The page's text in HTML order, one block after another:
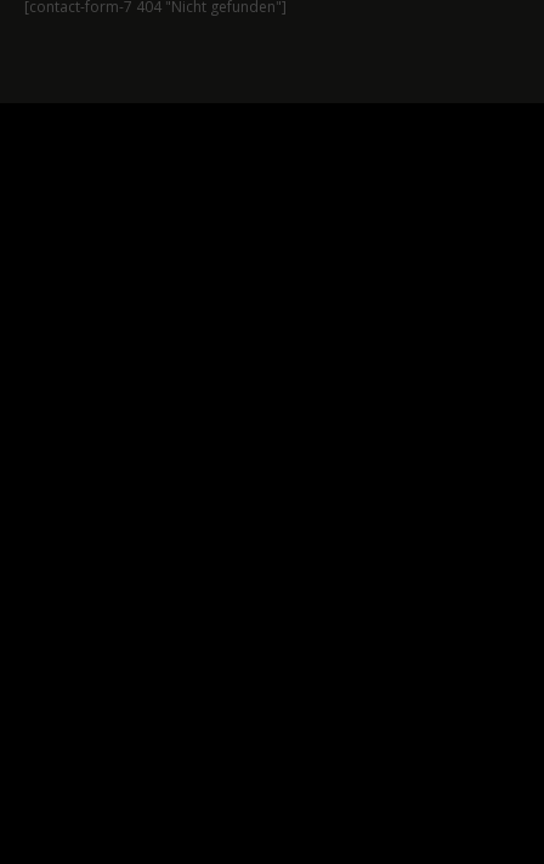
[contact-form-7 404 "Nicht gefunden"]